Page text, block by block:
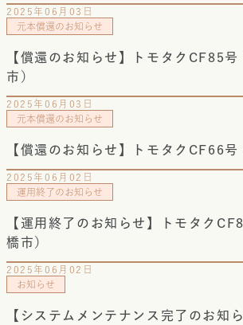
2025年06月03日
元本償還のお知らせ
【償還のお知らせ】トモタクCF85
市）
2025年06月03日
元本償還のお知らせ
【償還のお知らせ】トモタクCF66号
2025年06月02日
運用終了のお知らせ
【運用終了のお知らせ】トモタク
橋市）
2025年06月02日
お知らせ
【システムメンテナンス完了のお知ら